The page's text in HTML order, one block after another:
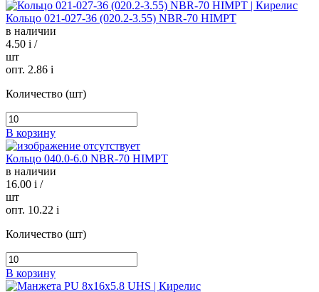
Кольцо 021-027-36 (020.2-3.55) NBR-70 HIMPT
в наличии
4.50 i /
шт
опт. 2.86 i
Количество (шт)
В корзину
Кольцо 040.0-6.0 NBR-70 HIMPT
в наличии
16.00 i /
шт
опт. 10.22 i
Количество (шт)
В корзину